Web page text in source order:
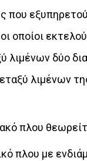
που
οποίοι
λιμένων δύο
λιμένων
πλου
πλου με